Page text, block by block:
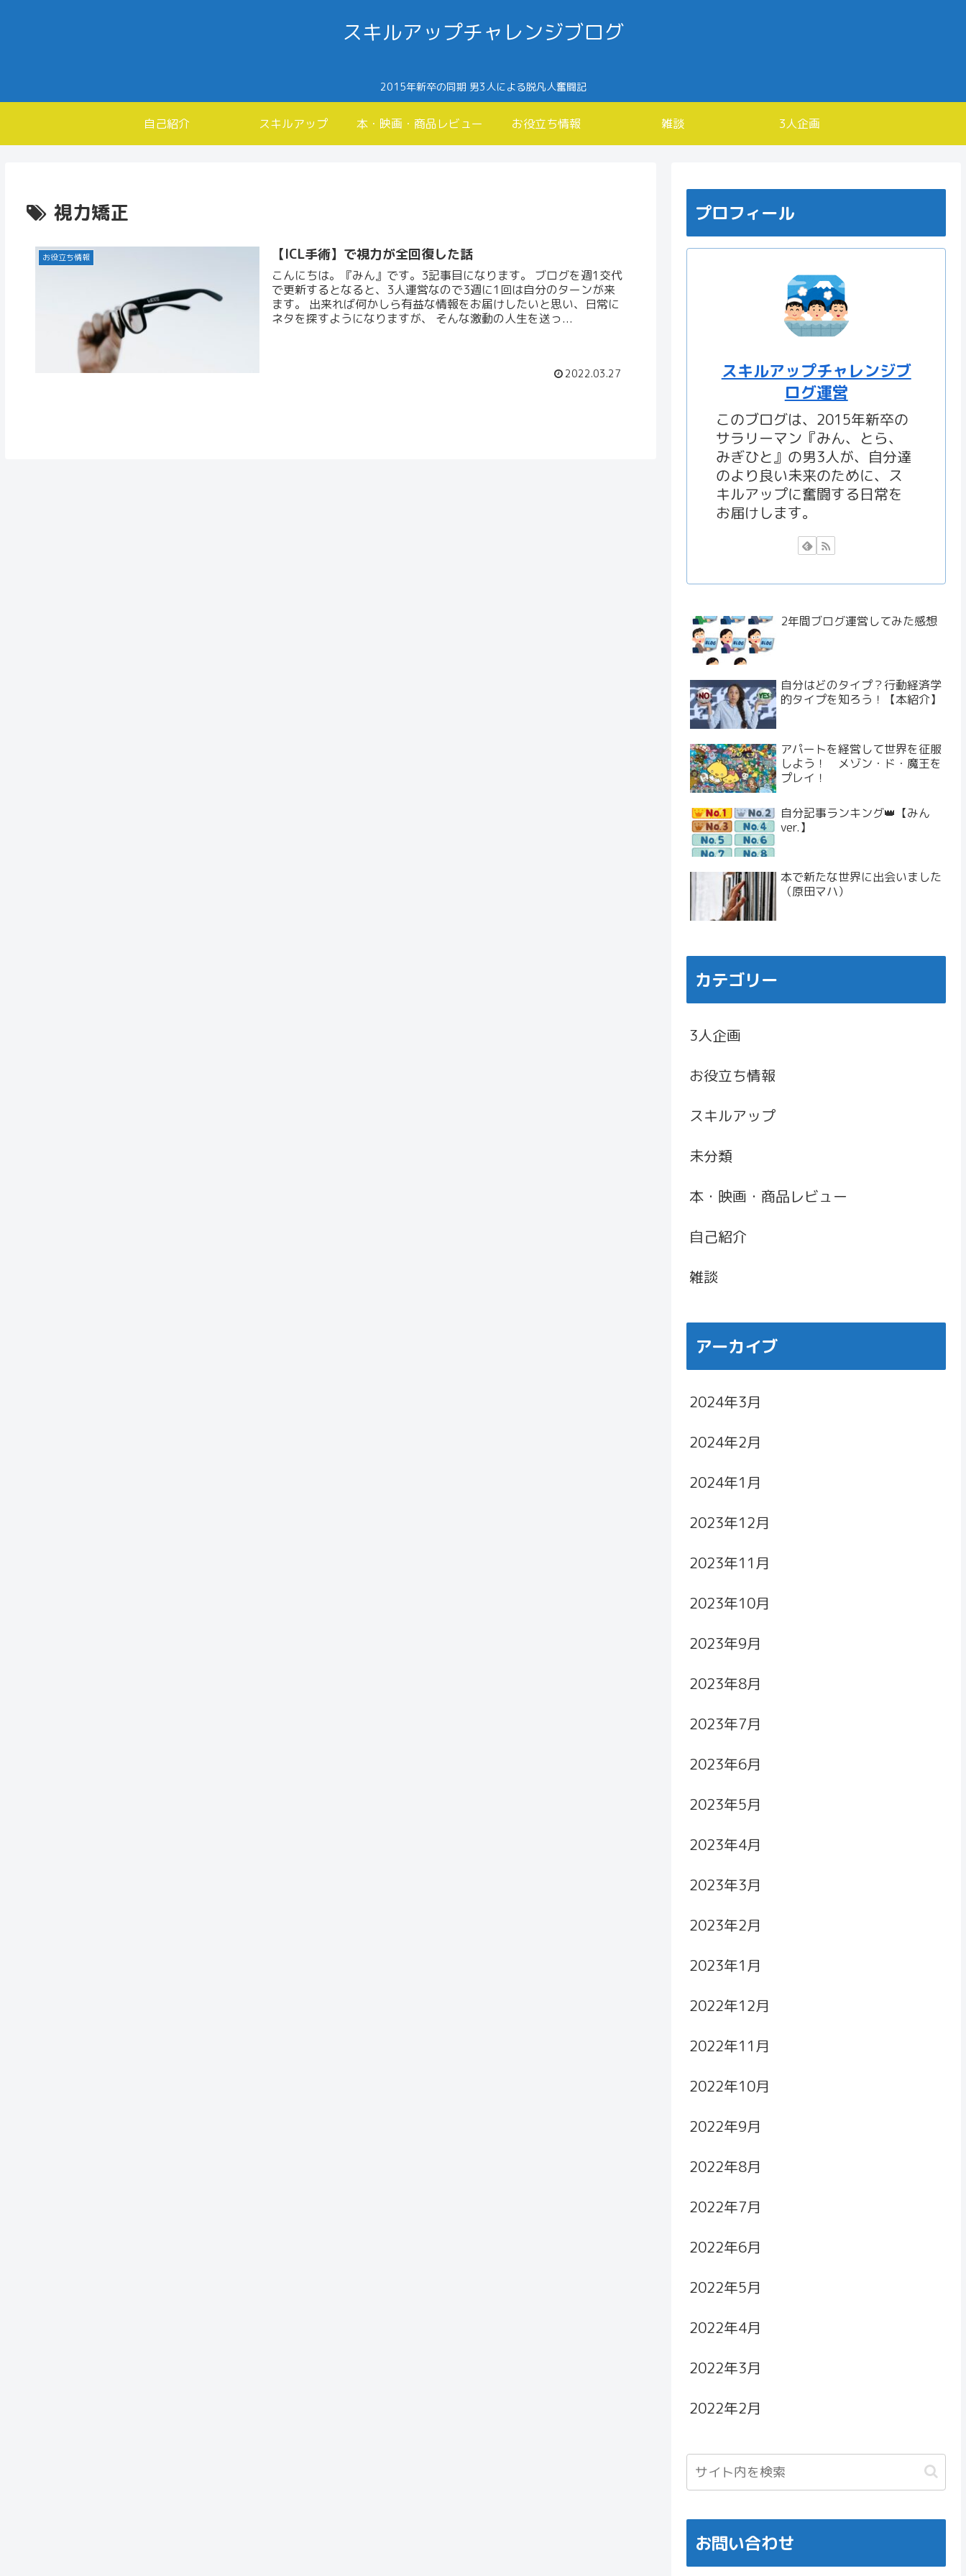
スキルアップチャレンジブログ
2015年新卒の同期 男3人による脱凡人奮闘記
自己紹介 スキルアップ 本・映画・商品レビュー お役立ち情報 雑談 3人企画
視力矯正
お役立ち情報 【ICL手術】で視力が全回復した話
こんにちは。『みん』です。3記事目になります。 ブログを週1交代
で更新するとなると、3人運営なので3週に1回は自分のターンが来
ます。 出来れば何かしら有益な情報をお届けしたいと思い、日常に
ネタを探すようになりますが、 そんな激動の人生を送っ...
2022.03.27
プロフィール
スキルアップチャレンジブ
ログ運営
このブログは、2015年新卒の
サラリーマン『みん、とら、
みぎひと』の男3人が、自分達
のより良い未来のために、ス
キルアップに奮闘する日常を
お届けします。
2年間ブログ運営してみた感想
自分はどのタイプ？行動経済学
的タイプを知ろう！【本紹介】
アパートを経営して世界を征服
しよう！ メゾン・ド・魔王を
プレイ！
自分記事ランキング👑【みん
ver.】
本で新たな世界に出会いました
（原田マハ）
カテゴリー
3人企画
お役立ち情報
スキルアップ
未分類
本・映画・商品レビュー
自己紹介
雑談
アーカイブ
2024年3月
2024年2月
2024年1月
2023年12月
2023年11月
2023年10月
2023年9月
2023年8月
2023年7月
2023年6月
2023年5月
2023年4月
2023年3月
2023年2月
2023年1月
2022年12月
2022年11月
2022年10月
2022年9月
2022年8月
2022年7月
2022年6月
2022年5月
2022年4月
2022年3月
2022年2月
お問い合わせ